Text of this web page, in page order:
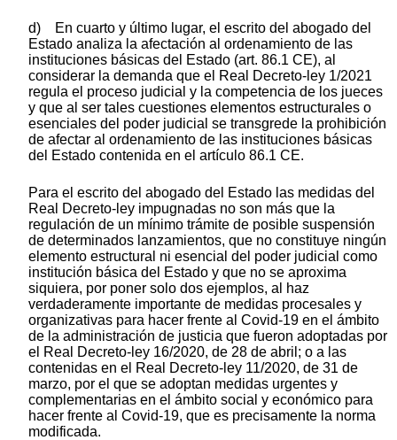
d) En cuarto y último lugar, el escrito del abogado del
Estado analiza la afectación al ordenamiento de las
instituciones básicas del Estado (art. 86.1 CE), al
considerar la demanda que el Real Decreto-ley 1/2021
regula el proceso judicial y la competencia de los jueces
y que al ser tales cuestiones elementos estructurales o
esenciales del poder judicial se transgrede la prohibición
de afectar al ordenamiento de las instituciones básicas
del Estado contenida en el artículo 86.1 CE.
Para el escrito del abogado del Estado las medidas del
Real Decreto-ley impugnadas no son más que la
regulación de un mínimo trámite de posible suspensión
de determinados lanzamientos, que no constituye ningún
elemento estructural ni esencial del poder judicial como
institución básica del Estado y que no se aproxima
siquiera, por poner solo dos ejemplos, al haz
verdaderamente importante de medidas procesales y
organizativas para hacer frente al Covid-19 en el ámbito
de la administración de justicia que fueron adoptadas por
el Real Decreto-ley 16/2020, de 28 de abril; o a las
contenidas en el Real Decreto-ley 11/2020, de 31 de
marzo, por el que se adoptan medidas urgentes y
complementarias en el ámbito social y económico para
hacer frente al Covid-19, que es precisamente la norma
modificada.